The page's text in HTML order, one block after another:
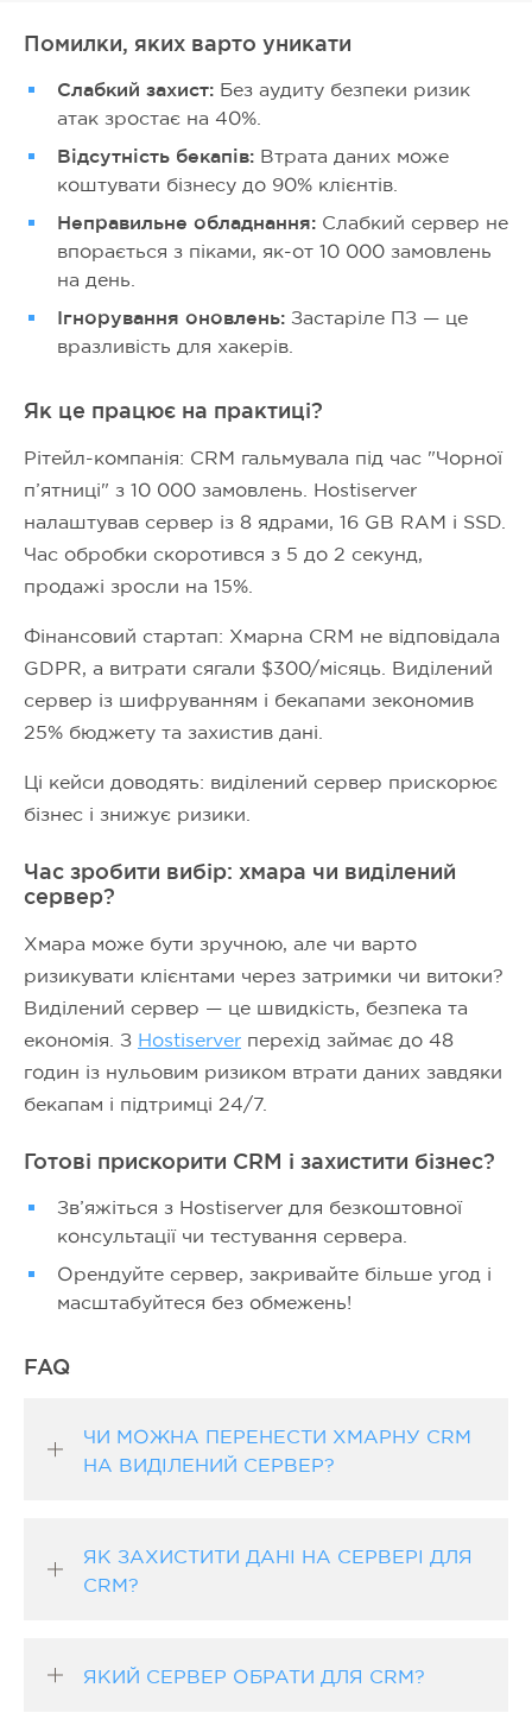
Помилки, яких варто уникати
Слабкий захист: Без аудиту безпеки ризик
атак зростає на 40%.
Відсутність бекапів: Втрата даних може
коштувати бізнесу до 90% клієнтів.
Неправильне обладнання: Слабкий сервер не
впорається з піками, як-от 10 000 замовлень
на день.
Ігнорування оновлень: Застаріле ПЗ — це
вразливість для хакерів.
Як це працює на практиці?
Рітейл-компанія: CRM гальмувала під час "Чорної
п’ятниці" з 10 000 замовлень. Hostiserver
налаштував сервер із 8 ядрами, 16 GB RAM і SSD.
Час обробки скоротився з 5 до 2 секунд,
продажі зросли на 15%.
Фінансовий стартап: Хмарна CRM не відповідала
GDPR, а витрати сягали $300/місяць. Виділений
сервер із шифруванням і бекапами зекономив
25% бюджету та захистив дані.
Ці кейси доводять: виділений сервер прискорює
бізнес і знижує ризики.
Час зробити вибір: хмара чи виділений
сервер?
Хмара може бути зручною, але чи варто
ризикувати клієнтами через затримки чи витоки?
Виділений сервер — це швидкість, безпека та
економія. З Hostiserver перехід займає до 48
годин із нульовим ризиком втрати даних завдяки
бекапам і підтримці 24/7.
Готові прискорити CRM і захистити бізнес?
Зв’яжіться з Hostiserver для безкоштовної
консультації чи тестування сервера.
Орендуйте сервер, закривайте більше угод і
масштабуйтеся без обмежень!
FAQ
ЧИ МОЖНА ПЕРЕНЕСТИ ХМАРНУ CRM
НА ВИДІЛЕНИЙ СЕРВЕР?
ЯК ЗАХИСТИТИ ДАНІ НА СЕРВЕРІ ДЛЯ
CRM?
ЯКИЙ СЕРВЕР ОБРАТИ ДЛЯ CRM?